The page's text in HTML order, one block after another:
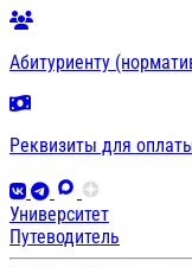
Абитуриенту
Реквизиты для
Университет
Путеводитель